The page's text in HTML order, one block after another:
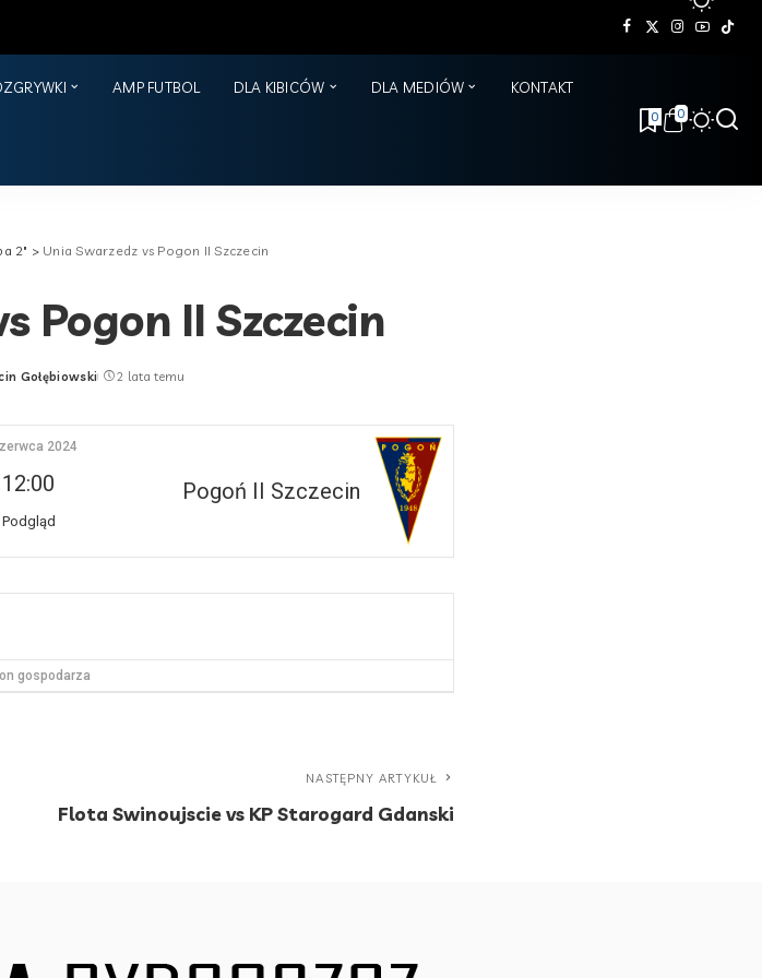
AMP FUTBOL DLA KIBICÓW DLA MEDIÓW KONTAKT
0 0
2" > Unia Swarzedz vs Pogon II Szczecin
Pogon II Szczecin
Gołębiowski 2 lata temu
Pogoń II Szczecin
2024
12:00
Podgląd
gospodarza
NASTĘPNY ARTYKUŁ
Flota Swinoujscie vs KP Starogard Gdanski